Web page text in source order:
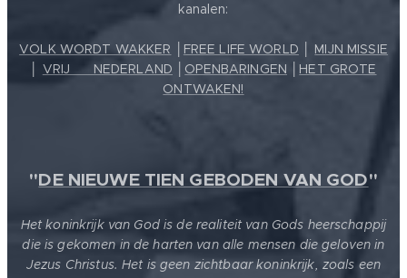
kanalen:
VOLK WORDT WAKKER FREE LIFE WORLD
MIJN MISSIE
VRIJ ❤️ NEDERLAND OPENBARINGEN
HET GROTE
ONTWAKEN!
"DE NIEUWE TIEN GEBODEN VAN GOD"
Het koninkrijk van God is de realiteit van Gods heerschappij
die is gekomen in de harten van alle mensen die geloven in
Jezus Christus. Het is geen zichtbaar koninkrijk, zoals een